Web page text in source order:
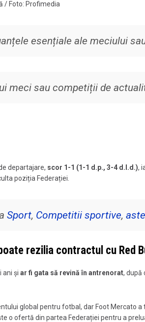
/ Foto: Profimedia
esențiale ale meciului
meci sau competiții de
departajare, scor 1-1 (1-1 d.p., 3-4 d.l.d.),
poziția Federației.
Sport, Competitii sportive,
rezilia contractul cu Red
ani și ar fi gata să revină în antrenorat, după
global pentru fotbal, dar Foot Mercato a
o ofertă din partea Federației pentru a